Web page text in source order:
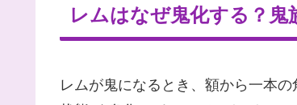
レムはなぜ鬼化する？
レムが鬼になるとき、額から一本